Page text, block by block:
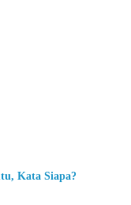
Kata Siapa?